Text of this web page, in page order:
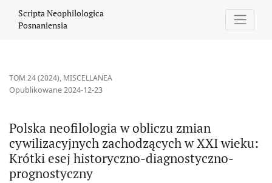
Scripta Neophilologica
Posnaniensia
TOM 24 (2024), MISCELLANEA
Polska neofilologia w obliczu zmian
cywilizacyjnych zachodzących w XXI wieku:
Krótki esej historyczno-diagnostyczno-
prognostyczny
Opublikowane 2024-12-23